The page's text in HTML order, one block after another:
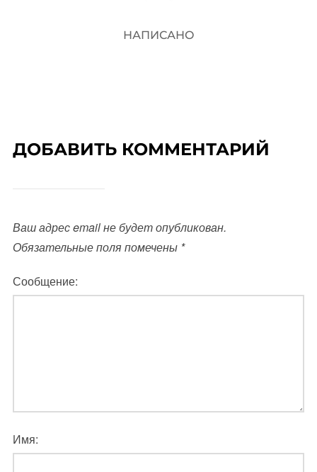
НАПИСАНО
ДОБАВИТЬ КОММЕНТАРИЙ
Ваш адрес email не будет опубликован.
Обязательные поля помечены *
Сообщение:
Имя: